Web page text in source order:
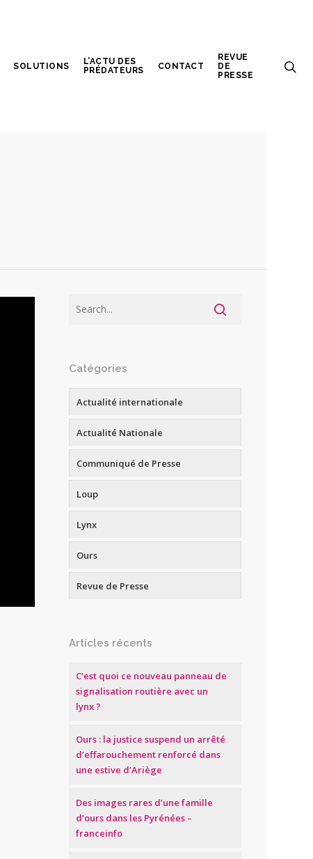
SOLUTIONS
L’ACTU DES
PRÉDATEURS
CONTACT
REVUE
DE
PRESSE
Catégories
Actualité internationale
Actualité Nationale
Communiqué de Presse
Loup
Lynx
Ours
Revue de Presse
Articles récents
C’est quoi ce nouveau panneau de
signalisation routière avec un
lynx ?
Ours : la justice suspend un arrêté
d’effarouchement renforcé dans
une estive d’Ariège
Des images rares d’une famille
d’ours dans les Pyrénées –
franceinfo